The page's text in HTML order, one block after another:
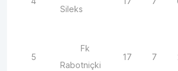
Sileks
5
Fk
Rabotniçki
17 7